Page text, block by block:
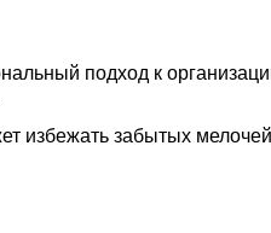
подход к
избежать забытых